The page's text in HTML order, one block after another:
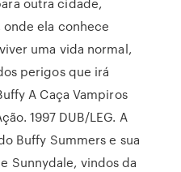
onde ela conhece
uma vida normal,
perigos que irá
A Caça Vampiros
1997 DUB/LEG. A
Buffy Summers e sua
Sunnydale, vindos da